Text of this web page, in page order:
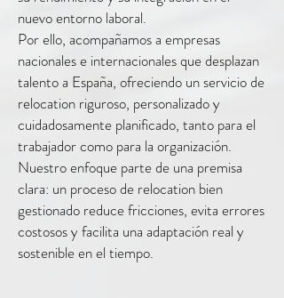
nuevo entorno laboral.
Por ello, acompañamos a empresas
nacionales e internacionales que desplazan
talento a España, ofreciendo un servicio de
relocation riguroso, personalizado y
cuidadosamente planificado, tanto para el
trabajador como para la organización.
Nuestro enfoque parte de una premisa
clara: un proceso de relocation bien
gestionado reduce fricciones, evita errores
costosos y facilita una adaptación real y
sostenible en el tiempo.